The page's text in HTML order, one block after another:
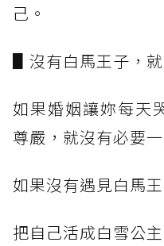
己。
▋沒有白馬王子，就
如果婚姻讓妳每天
尊嚴，就沒有必要
如果沒有遇見白馬
把自己活成白雪公主